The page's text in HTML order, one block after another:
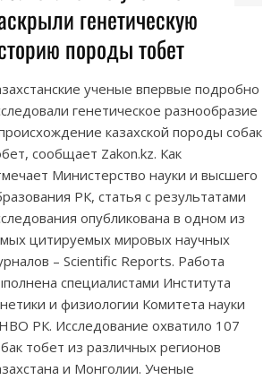
генетическую
породы тобет
ученые впервые подробно
генетическое разнообразие
казахской породы собак
сообщает Zakon.kz. Как
Министерство науки и высшего
РК, статья с результатами
опубликована в одном из
цитируемых мировых научных
– Scientific Reports. Работа
специалистами Института
и физиологии Комитета науки
РК. Исследование охватило 107
тобет из различных регионов
и Монголии. Ученые